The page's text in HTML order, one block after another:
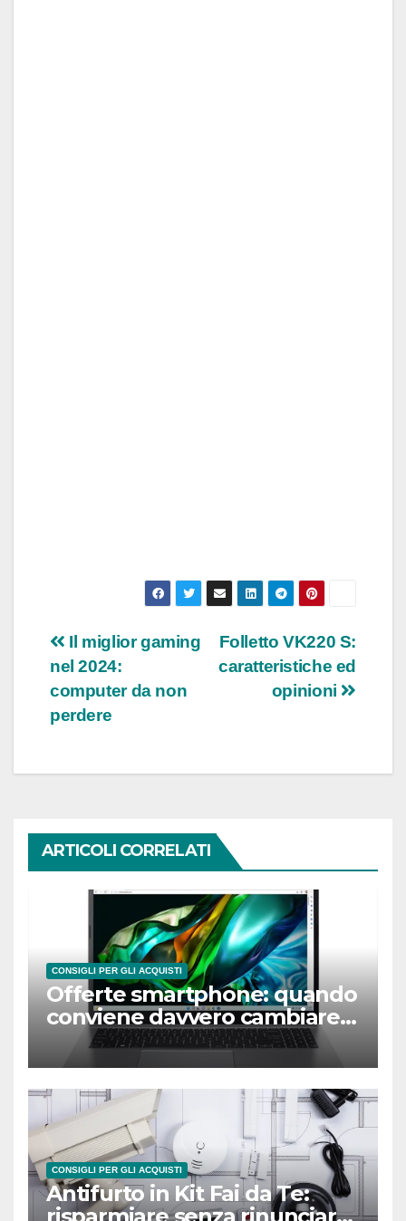
Navigazione
articoli
Folletto VK220 S:
caratteristiche ed
opinioni
Il miglior gaming
nel 2024:
computer da non
perdere
ARTICOLI CORRELATI
CONSIGLI PER GLI ACQUISTI
Offerte smartphone: quando
conviene davvero cambiare
telefono?
CONSIGLI PER GLI ACQUISTI
Antifurto in Kit Fai da Te: